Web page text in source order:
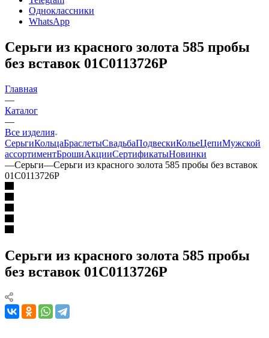
Одноклассники
WhatsApp
Серьги из красного золота 585 пробы
без вставок 01С0113726Р
Главная
—
Каталог
—
Все изделия
СерьгиКольцаБраслетыСвадьбаПодвескиКольеЦепиМужской
ассортиментБрошиАкцииСертификатыНовинки
—Серьги—Серьги из красного золота 585 пробы без вставок
01С0113726Р
Серьги из красного золота 585 пробы
без вставок 01С0113726Р